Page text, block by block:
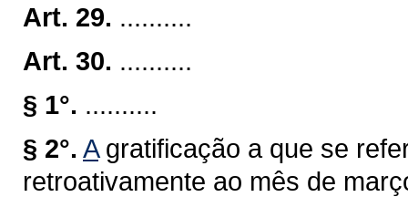
Art. 29. ..........
Art. 30. ..........
§ 1°. ..........
§ 2°. Agratificação a que se
retroativamente ao mês de